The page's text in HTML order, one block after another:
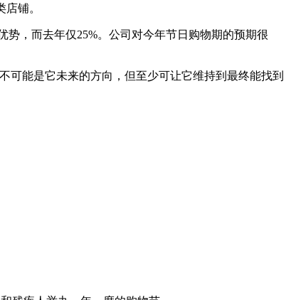
铺。
，而去年仅25%。公司对今年节日购物期的预期很
可能是它未来的方向，但至少可让它维持到最终能找到